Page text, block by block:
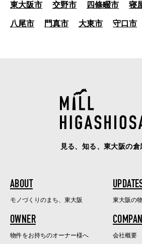
東大阪市 交野市 四條畷市 寝
八尾市 門真市 大東市 守口市
見る、知る、東大阪の倉
ABOUT
モノづくりのまち、東大阪 東大阪の
OWNER
物件をお持ちのオーナー様へ 会社概要